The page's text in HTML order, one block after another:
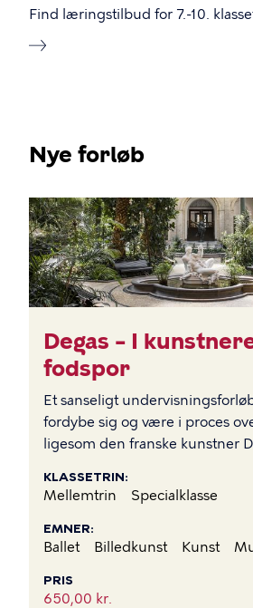
Find læringstilbud for 7.-10.
Nye forløb
BILLEDE
Degas – I
fodspor
Et sanseligt
fordybe sig og være i proces
ligesom den franske kunstner
KLASSETRIN
Mellemtrin Specialklasse
EMNER
Ballet Billedkunst Kunst
PRIS
650,00 kr.